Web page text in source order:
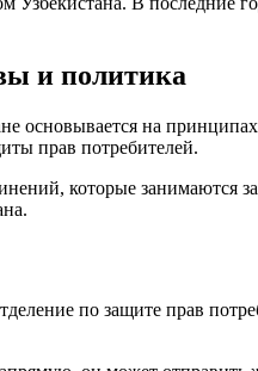
и политика
основывается на
прав потребителей.
которые
по защите прав